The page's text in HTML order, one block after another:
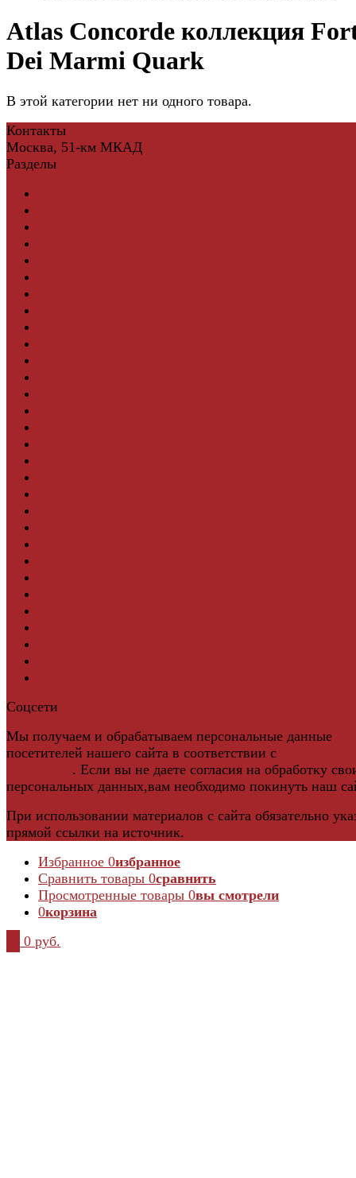
Atlas Concorde коллекция
Dei Marmi Quark
В этой категории нет ни одного товара.
Контакты
Москва, 51-км МКАД
Разделы
Соцсети
Мы получаем и обрабатываем персональные данные
посетителей нашего сайта в соответствии с
. Если вы не даете согласия на обработку
персональных данных,вам необходимо покинуть наш
При использовании материалов с сайта обязательно
прямой ссылки на источник.
Избранное 0избранное
Сравнить товары 0сравнить
Просмотренные товары 0вы смотрели
0корзина
0 руб.